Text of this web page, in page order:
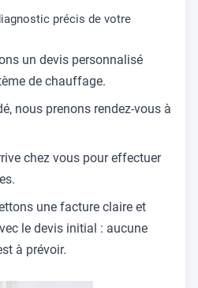
précis de votre
un devis personnalisé
de chauffage.
nous prenons rendez-vous à
chez vous pour effectuer
une facture claire et
le devis initial : aucune
à prévoir.